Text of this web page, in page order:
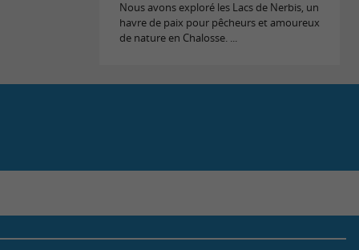
Nous avons exploré les Lacs de Nerbis, un
havre de paix pour pêcheurs et amoureux
de nature en Chalosse. ...